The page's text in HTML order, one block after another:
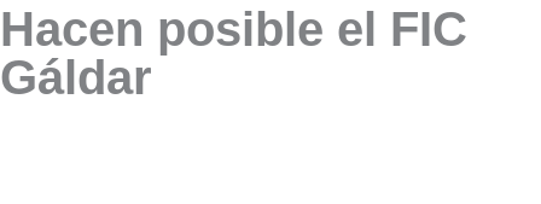
Hacen posible el FIC
Gáldar